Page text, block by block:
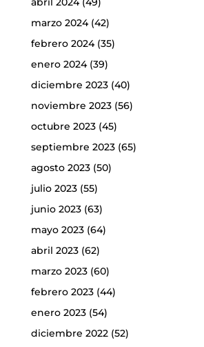
marzo 2024(42)
febrero 2024(35)
enero 2024(39)
diciembre 2023(40)
noviembre 2023(56)
octubre 2023(45)
septiembre 2023(65)
agosto 2023(50)
julio 2023(55)
junio 2023(63)
mayo 2023(64)
abril 2023(62)
marzo 2023(60)
febrero 2023(44)
enero 2023(54)
diciembre 2022(52)